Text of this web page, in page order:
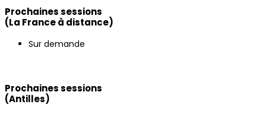
Prochaines sessions
(La France à distance)
Sur demande
Prochaines sessions
(Antilles)